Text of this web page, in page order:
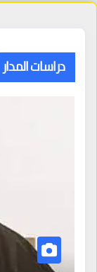
دراسات المدار